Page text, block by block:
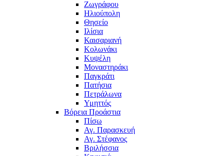
Ζωγράφου
Ηλιούπολη
Θησείο
Ιλίσια
Καισαριανή
Κολωνάκι
Κυψέλη
Μοναστηράκι
Παγκράτι
Πατήσια
Πετράλωνα
Υμηττός
Βόρεια Προάστια
Πίσω
Αγ. Παρασκευή
Αγ. Στέφανος
Βριλήσσια